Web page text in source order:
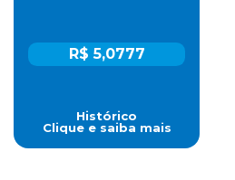
R$ 5,0777
Histórico
Clique e saiba mais